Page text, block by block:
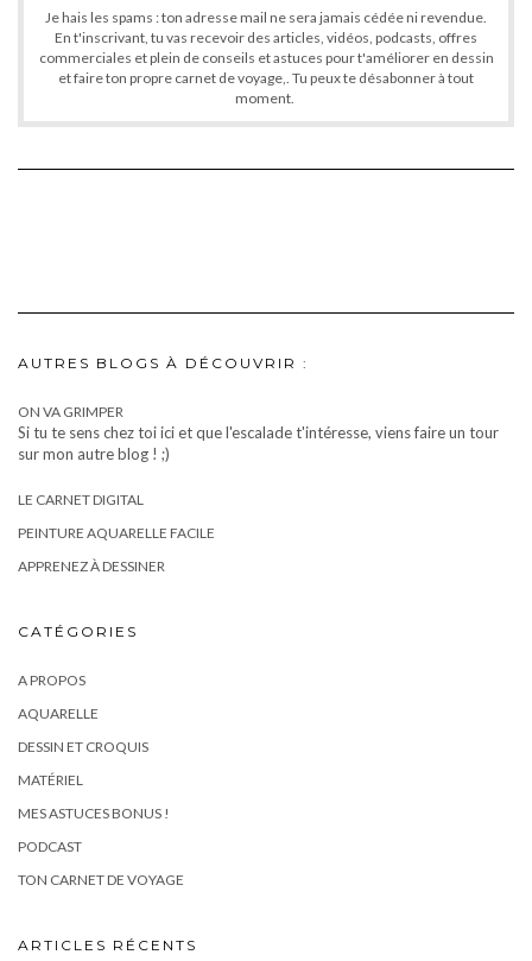
Je hais les spams : ton adresse mail ne sera jamais cédée ni revendue.
En t'inscrivant, tu vas recevoir des articles, vidéos, podcasts, offres
commerciales et plein de conseils et astuces pour t'améliorer en dessin
et faire ton propre carnet de voyage,. Tu peux te désabonner à tout
moment.
AUTRES BLOGS À DÉCOUVRIR :
ON VA GRIMPER
Si tu te sens chez toi ici et que l'escalade t'intéresse, viens faire un tour
sur mon autre blog ! ;)
LE CARNET DIGITAL
PEINTURE AQUARELLE FACILE
APPRENEZ À DESSINER
CATÉGORIES
A PROPOS
AQUARELLE
DESSIN ET CROQUIS
MATÉRIEL
MES ASTUCES BONUS !
PODCAST
TON CARNET DE VOYAGE
ARTICLES RÉCENTS